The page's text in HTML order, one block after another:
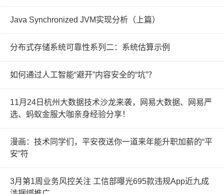
Java Synchronized JVM实现分析（上篇）
分布式存储系统可靠性系列二：系统估算示例
如何通过人工智能“避开”内容安全的“坑”？
11月24日杭州大数据技术沙龙来袭，网易大数据、网易严
选、蚂蚁金服大咖亲身经验分享！
漫画：技术同学们，平安夜送你一道来年能升职加薪的“平
安”符
3月第1周业务风控关注 工信部曝光695款违规App近九成